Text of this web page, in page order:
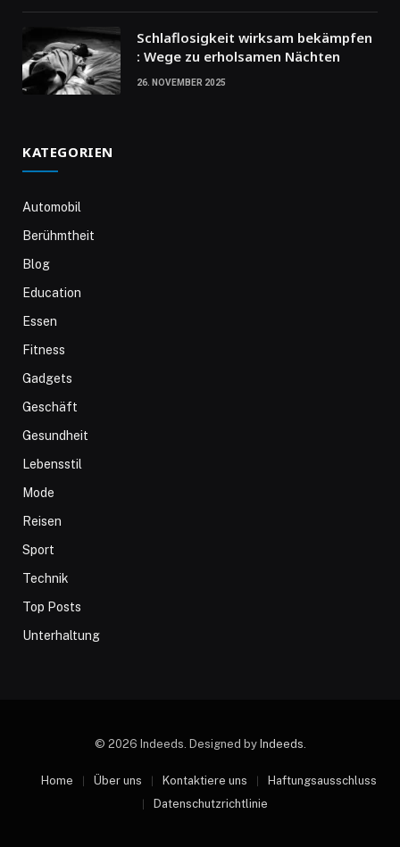
Schlaflosigkeit wirksam bekämpfen
: Wege zu erholsamen Nächten
26. NOVEMBER 2025
KATEGORIEN
Automobil
Berühmtheit
Blog
Education
Essen
Fitness
Gadgets
Geschäft
Gesundheit
Lebensstil
Mode
Reisen
Sport
Technik
Top Posts
Unterhaltung
© 2026 Indeeds. Designed by Indeeds
Home Über uns Kontaktiere uns
Haftungsausschluss
Datenschutzrichtlinie